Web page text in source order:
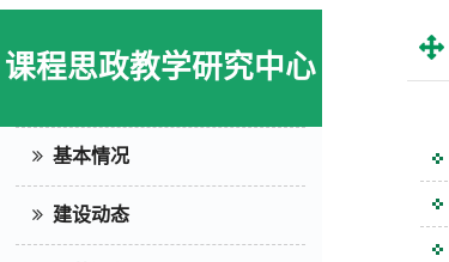
课程思政教学研究中心
基本情况
建设动态